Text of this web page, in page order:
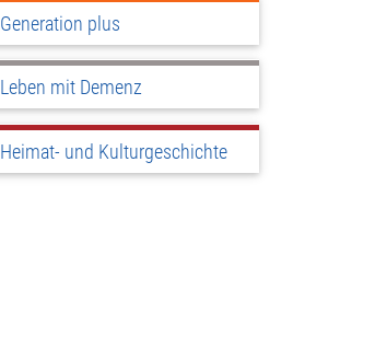
Generation plus
Leben mit Demenz
Heimat- und Kulturgeschichte